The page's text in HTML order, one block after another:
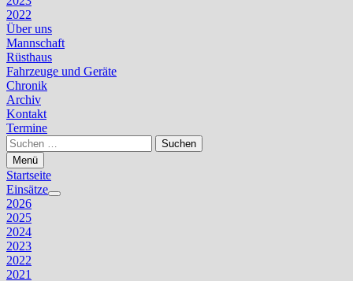
2022
Über uns
Mannschaft
Rüsthaus
Fahrzeuge und Geräte
Chronik
Archiv
Kontakt
Termine
Suchen
nach:
Menü
Startseite
Einsätze
Untermenü
2026
2025
2024
2023
2022
2021